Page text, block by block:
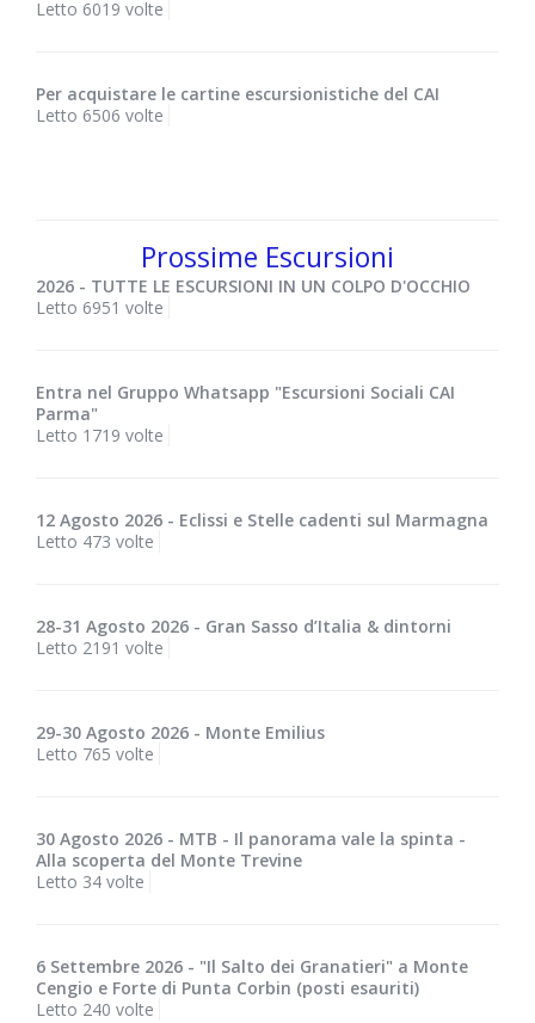
Letto 6019 volte
Per acquistare le cartine escursionistiche del CAI
Letto 6506 volte
Prossime Escursioni
2026 - TUTTE LE ESCURSIONI IN UN COLPO D'OCCHIO
Letto 6951 volte
Entra nel Gruppo Whatsapp "Escursioni Sociali CAI
Parma"
Letto 1719 volte
12 Agosto 2026 - Eclissi e Stelle cadenti sul Marmagna
Letto 473 volte
28-31 Agosto 2026 - Gran Sasso d’Italia & dintorni
Letto 2191 volte
29-30 Agosto 2026 - Monte Emilius
Letto 765 volte
30 Agosto 2026 - MTB - Il panorama vale la spinta -
Alla scoperta del Monte Trevine
Letto 34 volte
6 Settembre 2026 - "Il Salto dei Granatieri" a Monte
Cengio e Forte di Punta Corbin (posti esauriti)
Letto 240 volte